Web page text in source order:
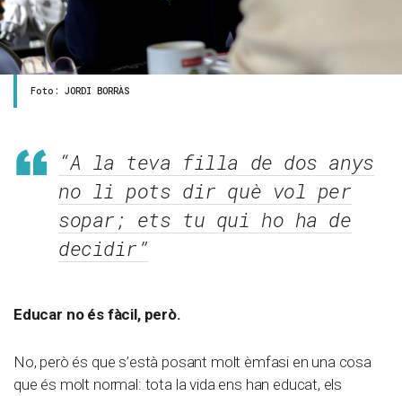
Foto: JORDI BORRÀS
“A la teva filla de dos anys
no li pots dir què vol per
sopar; ets tu qui ho ha de
decidir”
Educar no és fàcil, però.
No, però és que s’està posant molt èmfasi en una cosa
que és molt normal: tota la vida ens han educat, els